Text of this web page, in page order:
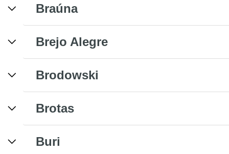
Braúna
Brejo Alegre
Brodowski
Brotas
Buri